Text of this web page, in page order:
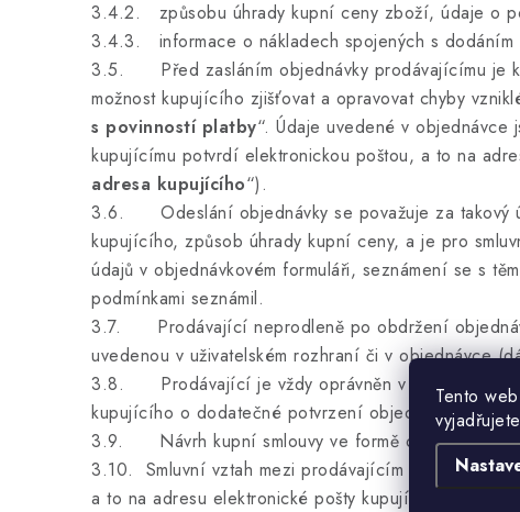
Tento
3.4.2. způsobu úhrady kupní ceny zboží, údaje o
3.4.3. informace o nákladech spojených s
3.5. Před zasláním objednávky prodávajícímu je
možnost kupujícího zjišťovat a opravovat chyby
s povinností platby“. Údaje uvedené v objednávce
kupujícímu potvrdí elektronickou poštou, a to na
adresa kupujícího“) .
3.6. Odeslání objednávky se považuje za takový
kupujícího, způsob úhrady kupní ceny, a je pro
údajů v objednávkovém formuláři, seznámení se s
podmínkami seznámil.
3.7. Prodávající neprodleně po obdržení
uvedenou v uživatelském rozhraní či v objednávce
3.8. Prodávající je vždy oprávněn v závislosti na
kupujícího o dodatečné potvrzení objednávky
3.9. Návrh kupní smlouvy ve formě objednávky má
3.10. Smluvní vztah mezi prodávajícím a kupujícím
a to na adresu elektronické pošty kupujícího.